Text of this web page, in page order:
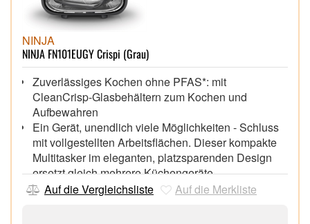
NINJA
NINJA FN101EUGY Crispi (Grau)
Zuverlässiges Kochen ohne PFAS*: mit
CleanCrisp-Glasbehältern zum Kochen und
Aufbewahren
Ein Gerät, unendlich viele Möglichkeiten - Schluss
mit vollgestellten Arbeitsflächen. Dieser kompakte
Multitasker im eleganten, platzsparenden Design
ersetzt gleich mehrere Küchengeräte.
Geschirrspülen ohne Schrubben: Die
Auf die Vergleichsliste Auf die Merkliste